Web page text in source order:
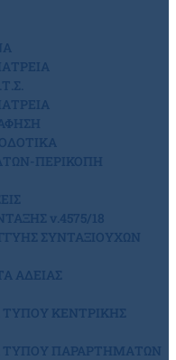
ΠΕΡΙΚΟΠΗ
ν.4575/18
ΣΥΝΤΑΞΙΟΥΧΩΝ
ΑΔΕΙΑΣ
ΤΥΠΟΥ ΚΕΝΤΡΙΚΗΣ
ΤΥΠΟΥ ΠΑΡΑΡΤΗΜΑΤΩΝ